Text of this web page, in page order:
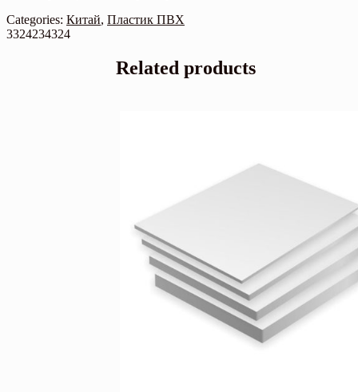
Categories: Китай, Пластик ПВХ
3324234324
Related products